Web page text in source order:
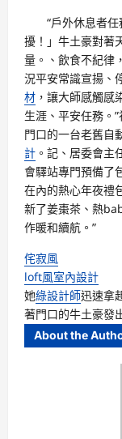
“戶外休息者
擾！」牛土豪對著
量。、飲食不紀律
況平安常識宣揚、
材 ，讓大師感觸感
生涯、平安任務。
門口的一台老舊自
計 。記、居委會主
會驛站專門預備了
在內的熱心年夜禮
新了姜棗茶、熱
作暖和續航。”
侘寂風
loft風室內設計
她綠設計師迅速拿
著門口的牛土豪發
About the